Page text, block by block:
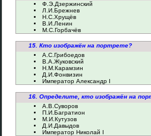
Ф.Э.Дзержинский
Л.И.Брежнев
Н.С.Хрущёв
В.И.Ленин
М.С.Горбачёв
15. Кто изображён на портрете?
А.С.Грибоедов
В.А.Жуковский
Н.М.Карамзин
Д.И.Фонвизин
Император Александр I
16. Определите, кто изображён на
А.В.Суворов
П.И.Багратион
М.И.Кутузов
Д.И.Давыдов
Император Николай I